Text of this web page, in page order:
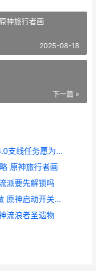
神旅行者画
2025-08-18
下一篇 »
原神愿为一炊之梦任务策略：3.0支线任务愿为一炊之梦完美过关步骤[多图] 原神愿为一炊之梦任务攻略
原神旅行者画
派要先解锁吗
原神启动庞大机械的能源如何做 原神启动开关是什么
流浪者圣遗物